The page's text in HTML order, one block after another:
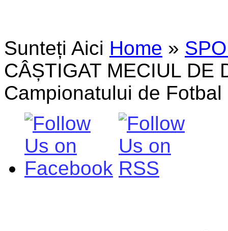
Sunteți Aici Home »
CÂȘTIGAT MECIUL DE
Campionatului de Fotbal